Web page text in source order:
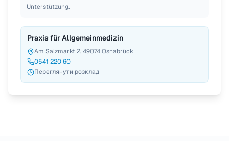
Unterstützung.
Praxis für Allgemeinmedizin
Am Salzmarkt 2, 49074 Osnabrück
0541 220 60
Переглянути розклад